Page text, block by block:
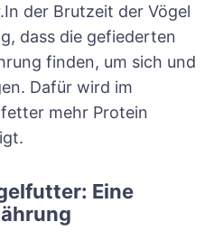
der Brutzeit der Vögel
dass die gefiederten
finden, um sich und
Dafür wird im
mehr Protein
Eine